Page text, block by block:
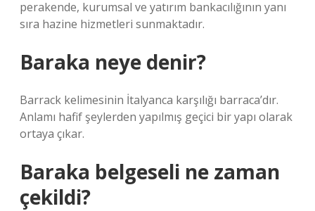
perakende, kurumsal ve yatırım bankacılığının yanı
sıra hazine hizmetleri sunmaktadır.
Baraka neye denir?
Barrack kelimesinin İtalyanca karşılığı barraca’dır.
Anlamı hafif şeylerden yapılmış geçici bir yapı olarak
ortaya çıkar.
Baraka belgeseli ne zaman
çekildi?